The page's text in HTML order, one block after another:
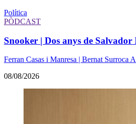
Política
PÒDCAST
Snooker | Dos anys de
Ferran Casas i Manresa | Bernat Surroca
08/08/2026